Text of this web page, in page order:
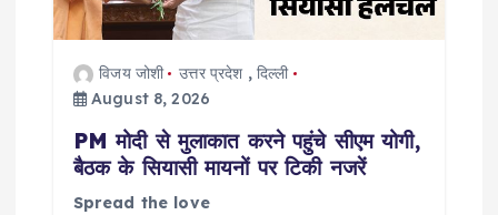
विजय जोशी उत्तर प्रदेश , दिल्ली
August 8, 2026
PM मोदी से मुलाकात करने पहुंचे सीएम योगी,
बैठक के सियासी मायनों पर टिकी नजरें
Spread the love